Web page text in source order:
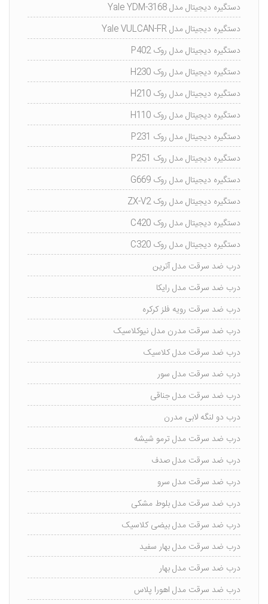
دستگیره دیجیتال مدل Yale YDM-3168
دستگیره دیجیتال مدل Yale VULCAN-FR
دستگیره دیجیتال مدل روک P402
دستگیره دیجیتال مدل روک H230
دستگیره دیجیتال مدل روک H210
دستگیره دیجیتال مدل روک H110
دستگیره دیجیتال مدل روک P231
دستگیره دیجیتال مدل روک P251
دستگیره دیجیتال مدل روک G669
دستگیره دیجیتال مدل روک ZX-V2
دستگیره دیجیتال مدل روک C420
دستگیره دیجیتال مدل روک C320
درب ضد سرقت مدل آترین
درب ضد سرقت مدل رایکا
درب ضد سرقت رویه فلز کرکره
درب ضد سرقت مدرن مدل نیوکلاسیک
درب ضد سرقت مدل کلاسیک
درب ضد سرقت مدل سور
درب ضد سرقت مدل جناقی
درب دو لنگه لابی مدرن
درب ضد سرقت مدل ترمو شیشه
درب ضد سرقت مدل صدف
درب ضد سرقت مدل سرو
درب ضد سرقت مدل بلوط مشکی
درب ضد سرقت مدل بیضی کلاسیک
درب ضد سرقت مدل بهار سفید
درب ضد سرقت مدل بهار
درب ضد سرقت مدل اهورا پلاس